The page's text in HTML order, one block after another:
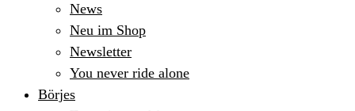
News
Neu im Shop
Newsletter
You never ride alone
Börjes